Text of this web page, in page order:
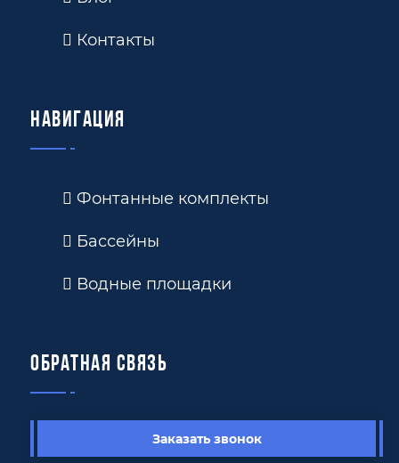
Контакты
Навигация
Фонтанные комплекты
Бассейны
Водные площадки
Обратная связь
Заказать звонок